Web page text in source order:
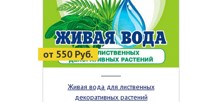
от 550 Руб.
Живая вода для лиственных
декоративных растений